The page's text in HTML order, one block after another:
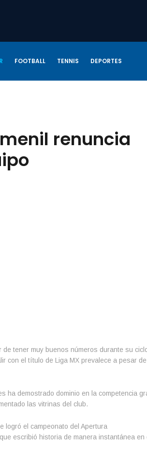
FOOTBALL TENNIS DEPORTES
renuncia
tener muy buenos números durante su
con el título de Liga MX prevalece a pesar
ha demostrado dominio en la competencia
las vitrinas del club.
logró el campeonato del Apertura
escribió historia de manera instantánea en